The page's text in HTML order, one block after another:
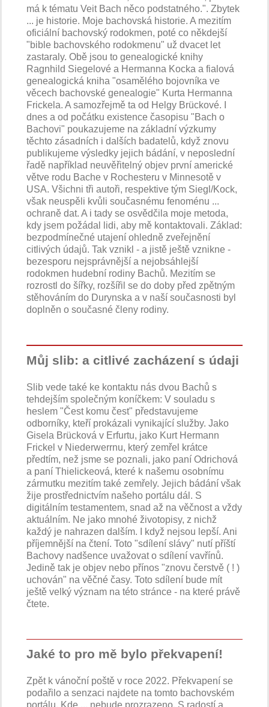
má k tématu Veit Bach něco podstatného.". Zbytek
... je historie. Moje bachovská historie. A mezitím
oficiální bachovský rodokmen, poté co někdejší
"bible bachovského rodokmenu" už dvacet let
zastaraly. Obě jsou to genealogické knihy
Ragnhild Siegelové a Hermanna Kocka a fialová
genealogická kniha "osamělého bojovníka ve
věcech bachovské genealogie" Kurta Hermanna
Frickela. A samozřejmě ta od Helgy Brückové. I
dnes a od počátku existence časopisu "Bach o
Bachovi" poukazujeme na základní výzkumy
těchto zásadních i dalších badatelů, když znovu
publikujeme výsledky jejich bádání, v neposlední
řadě například neuvěřitelný objev první americké
větve rodu Bache v Rochesteru v Minnesotě v
USA. Všichni tři autoři, respektive tým Siegl/Kock,
však neuspěli kvůli současnému fenoménu ...
ochraně dat. A i tady se osvědčila moje metoda,
kdy jsem požádal lidi, aby mě kontaktovali. Základ:
bezpodmínečné utajení ohledně zveřejnění
citlivých údajů. Tak vznikl - a jistě ještě vznikne -
bezesporu nejsprávnější a nejobsáhlejší
rodokmen hudební rodiny Bachů. Mezitím se
rozrostl do šířky, rozšířil se do doby před zpětným
stěhováním do Durynska a v naší současnosti byl
doplněn o současné členy rodiny.
Můj slib: a citlivé zacházení s údaji
Slib vede také ke kontaktu nás dvou Bachů s
tehdejším společným koníčkem: V souladu s
heslem "Čest komu čest" představujeme
odborníky, kteří prokázali vynikající služby. Jako
Gisela Brücková v Erfurtu, jako Kurt Hermann
Frickel v Niederwerrnu, který zemřel krátce
předtím, než jsme se poznali, jako paní Odrichová
a paní Thielickeová, které k našemu osobnímu
zármutku mezitím také zemřely. Jejich bádání však
žije prostřednictvím našeho portálu dál. S
digitálním testamentem, snad až na věčnost a vždy
aktuálním. Ne jako mnohé životopisy, z nichž
každý je nahrazen dalším. I když nejsou lepší. Ani
příjemnější na čtení. Toto "sdílení slávy" nutí příští
Bachovy nadšence uvažovat o sdílení vavřínů.
Jedině tak je objev nebo přínos "znovu čerstvě ( ! )
uchován" na věčné časy. Toto sdílení bude mít
ještě velký význam na této stránce - na které právě
čtete.
Jaké to pro mě bylo překvapení!
Zpět k vánoční poště v roce 2022. Překvapení se
podařilo a senzaci najdete na tomto bachovském